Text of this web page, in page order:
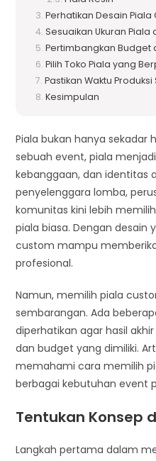
Perhatikan Desain Piala
Sesuaikan Ukuran
Pertimbangkan Budget
Pilih Toko Piala yang
Pastikan Waktu
Kesimpulan
Piala bukan hanya sekadar
sebuah event, piala
kebanggaan, dan identitas
penyelenggara lomba,
komunitas kini lebih
piala biasa. Dengan desain
custom mampu
profesional.
Namun, memilih piala
sembarangan. Ada
diperhatikan agar hasil
dan budget yang dimiliki.
memahami cara memilih
berbagai kebutuhan event
Tentukan Konsep
Langkah pertama dalam